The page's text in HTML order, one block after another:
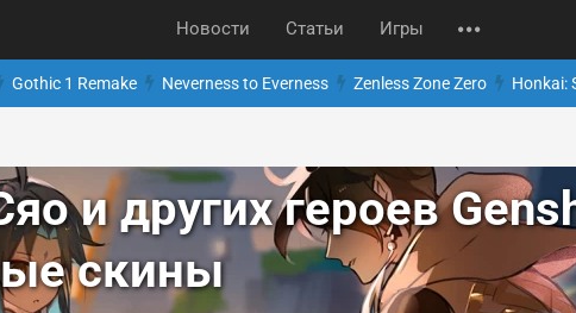
Новости Статьи Игры
Gothic 1 Remake Neverness to Everness Zenless Zone Zero Honkai:
и других героев
скины